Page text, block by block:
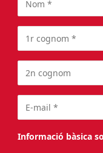
Informació bàsica